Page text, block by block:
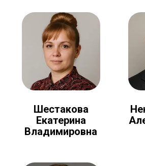
Шестакова
Екатерина
Владимировна